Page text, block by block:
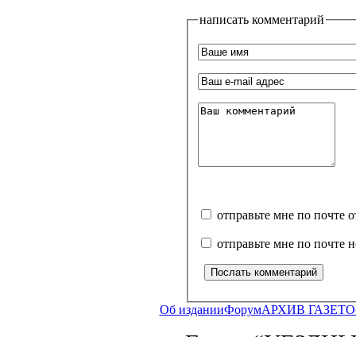
написать комментарий
отправьте мне по почте
отправьте мне по почте
Об изданииФорумАРХИВ ГАЗЕТ